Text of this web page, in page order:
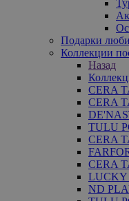
Подарки
Коллекции
Назад
CERA
CERA
TULU
CERA
CERA
LUCKY
ND